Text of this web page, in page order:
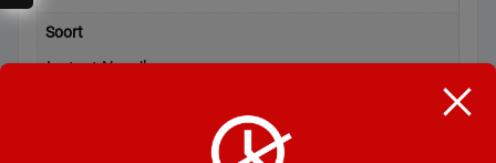
Soort
Instant Noodles